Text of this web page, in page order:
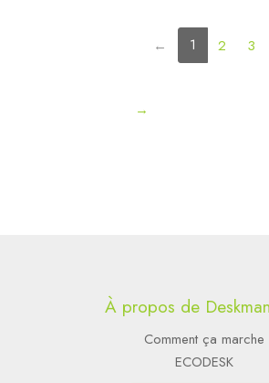
← 1 (current)
2 3
→
À propos de
Comment ça marche
ECODESK